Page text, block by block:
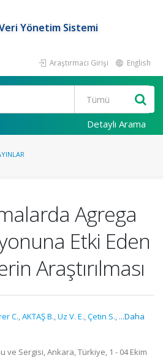
Yönetim Sistemi
Araştırmacı Girişi English
Detaylı Arama
Agrega
Etki Eden
Araştırılması
C.,AKTAŞ B.,Uz V. E.,Çetin S., ...Daha
ve Sergisi, Ankara, Türkiye, 1 - 04 Ekim